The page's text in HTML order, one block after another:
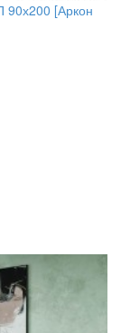
[Аркон